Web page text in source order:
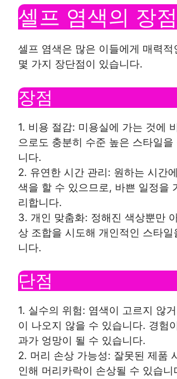
셀프 염색의 장
셀프 염색은 많은 이들에게 매력적
몇 가지 장단점이 있습니다.
장점
1. 비용 절감: 미용실에 가는 것에
으로도 충분히 수준 높은 스타일
니다.
2. 유연한 시간 관리: 원하는 시간
색을 할 수 있으므로, 바쁜 일정을
리합니다.
3. 개인 맞춤화: 정해진 색상뿐만
상 조합을 시도해 개인적인 스타일
니다.
단점
1. 실수의 위험: 염색이 고르지 않
이 나오지 않을 수 있습니다. 경험
과가 엉망이 될 수 있습니다.
2. 머리 손상 가능성: 잘못된 제품
인해 머리카락이 손상될 수 있습니